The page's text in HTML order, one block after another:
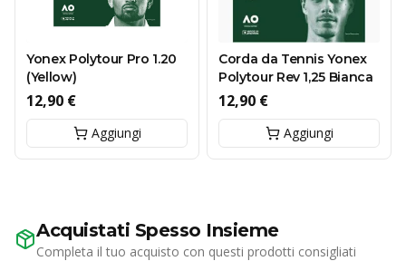
Yonex Polytour Pro 1.20
(Yellow)
12,90 €
Aggiungi
Corda da Tennis Yonex
Polytour Rev 1,25 Bianca
12,90 €
Aggiungi
Acquistati Spesso Insieme
Completa il tuo acquisto con questi prodotti consigliati